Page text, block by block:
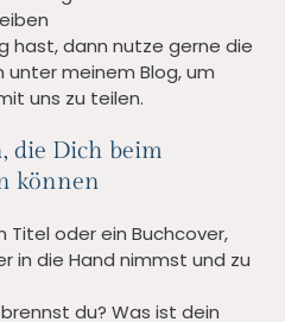
hast, dann nutze gerne die
meinem Blog, um
uns zu teilen.
die Dich beim
können
Titel oder ein Buchcover,
in die Hand nimmst und zu
du? Was ist dein